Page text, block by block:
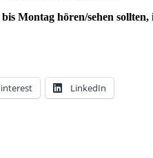
Montag hören/sehen
LinkedIn